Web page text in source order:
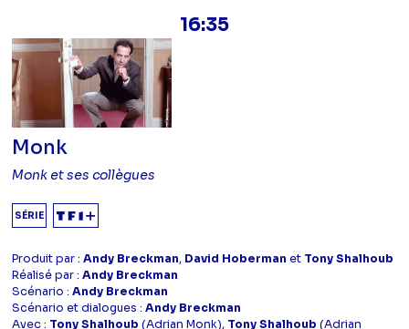
16:35
Monk
Monk et ses collègues
SÉRIE
Produit par :Andy Breckman, David Hoberman et Tony Shalhoub
Réalisé par :Andy Breckman
Scénario :Andy Breckman
Scénario et dialogues :Andy Breckman
Avec : Tony Shalhoub (Adrian Monk), Tony Shalhoub (Adrian